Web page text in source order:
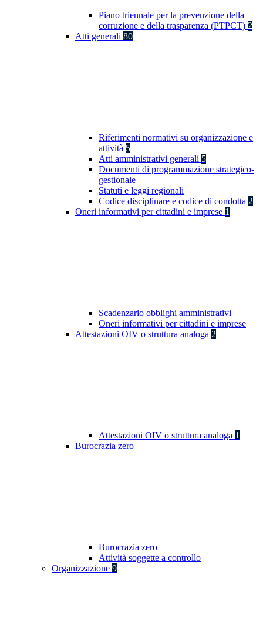
Piano triennale per la prevenzione della
corruzione e della trasparenza (PTPCT) 2
Atti generali 80
Riferimenti normativi su organizzazione e
attività 5
Atti amministrativi generali 5
Documenti di programmazione strategico-
gestionale
Statuti e leggi regionali
Codice disciplinare e codice di condotta 2
Oneri informativi per cittadini e imprese 1
Scadenzario obblighi amministrativi
Oneri informativi per cittadini e imprese
Attestazioni OIV o struttura analoga 2
Attestazioni OIV o struttura analoga 1
Burocrazia zero
Burocrazia zero
Attività soggette a controllo
Organizzazione 9